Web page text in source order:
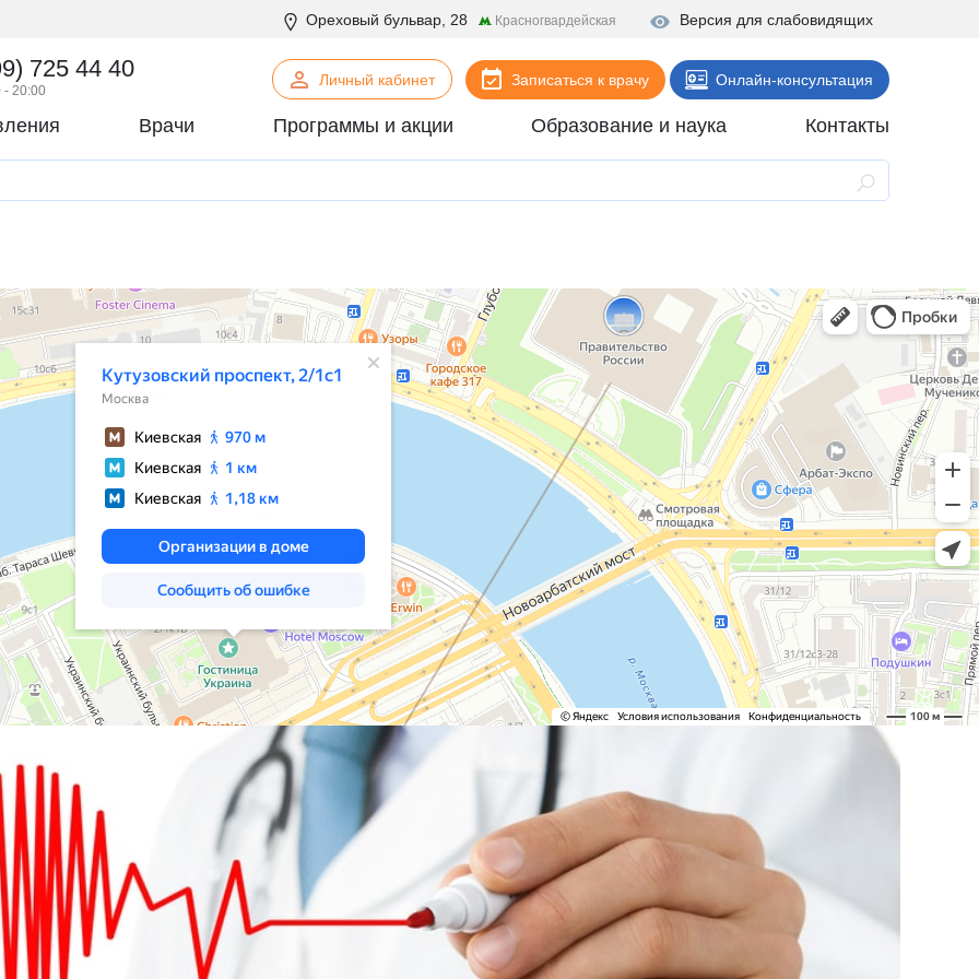
Версия для слабовидящих
Ореховый бульвар, 28 Красногвардейская
725 44 40
- 20:00
Личный кабинет Записаться к врачу Онлайн-консультация
(ЛОР)
головы и шеи
хирургия
медицина
Стоматология
Травматология и ортопедия
У
Урология
Флебология
Химиотерапевтическое отделение
Ц
превентивной медицины
Центр снижения веса
Центр спасения конечностей
Центр хирургии грыж
Ч
Челюстно-лицевая хирургия
Э
Эндокринная хирургия
Эндокринология
Эндокринология-диетология
Эндоскопия
Эстетическая гинекология
Стационар
Реабилитация
Стоматология
Скорая помощь
Онлайн-услуги
Клиника Check-up
Центр профессиональной
патологии
Врачи Программы и акции Образование и наука Контакты